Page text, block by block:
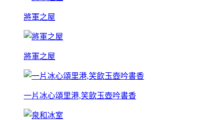
將軍之屋
將軍之屋
一片冰心頌里港,笑飲玉壺吟書香